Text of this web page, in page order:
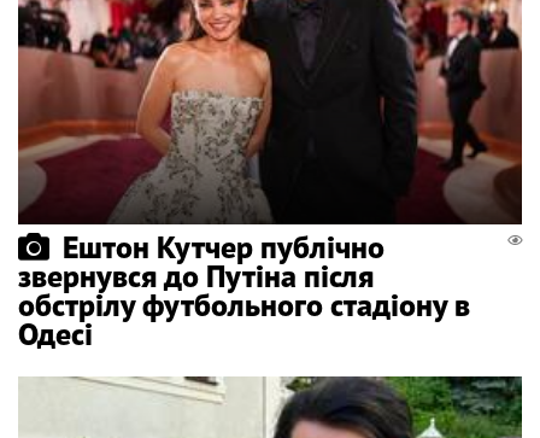
Ештон Кутчер публічно
звернувся до Путіна після
обстрілу футбольного стадіону в
Одесі